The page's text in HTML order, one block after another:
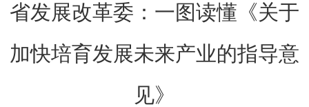
省发展改革委：一图读懂《关于
加快培育发展未来产业的指导意
见》